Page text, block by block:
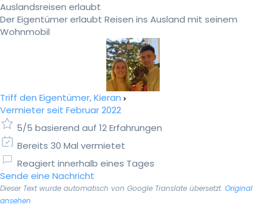
Auslandsreisen erlaubt
Der Eigentümer erlaubt Reisen ins Ausland mit seinem
Wohnmobil
Triff den Eigentümer, Kieran
Vermieter seit Februar 2022
5/5 basierend auf 12 Erfahrungen
Bereits 30 Mal vermietet
Reagiert innerhalb eines Tages
Sende eine Nachricht
Dieser Text wurde automatisch von Google Translate übersetzt. Original
ansehen